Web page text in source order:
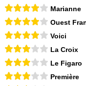
Marianne
Ouest
Voici
La Croix
Le Figaro
Première